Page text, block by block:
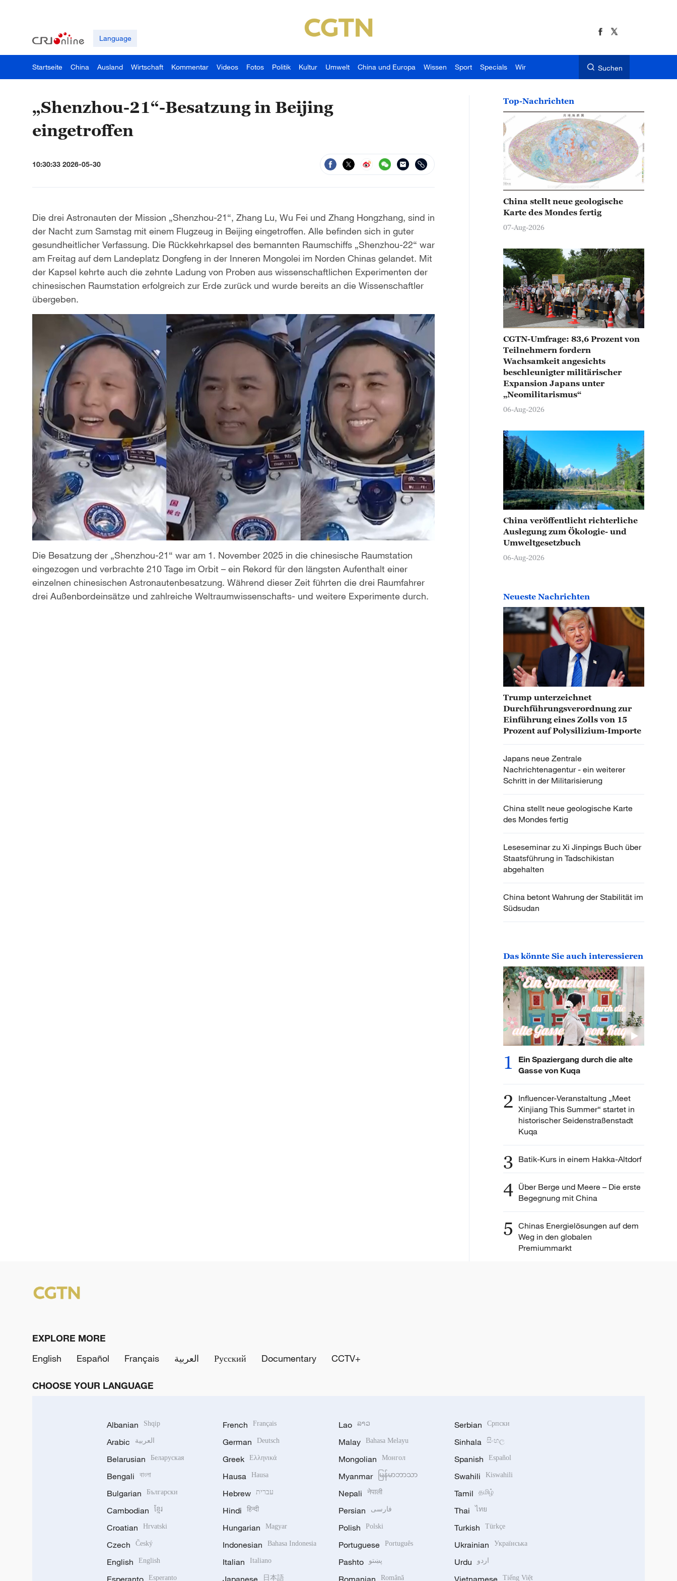
Language
Startseite China Ausland Wirtschaft Kommentar Videos Fotos Politik Kultur Umwelt China und Europa Wissen Sport Specials Wir Suchen
„Shenzhou-21“-Besatzung in Beijing
eingetroffen
10:30:33 2026-05-30
Die drei Astronauten der Mission „Shenzhou-21“, Zhang Lu, Wu Fei und Zhang Hongzhang, sind in
der Nacht zum Samstag mit einem Flugzeug in Beijing eingetroffen. Alle befinden sich in guter
gesundheitlicher Verfassung. Die Rückkehrkapsel des bemannten Raumschiffs „Shenzhou-22“ war
am Freitag auf dem Landeplatz Dongfeng in der Inneren Mongolei im Norden Chinas gelandet. Mit
der Kapsel kehrte auch die zehnte Ladung von Proben aus wissenschaftlichen Experimenten der
chinesischen Raumstation erfolgreich zur Erde zurück und wurde bereits an die Wissenschaftler
übergeben.
Die Besatzung der „Shenzhou-21“ war am 1. November 2025 in die chinesische Raumstation
eingezogen und verbrachte 210 Tage im Orbit – ein Rekord für den längsten Aufenthalt einer
einzelnen chinesischen Astronautenbesatzung. Während dieser Zeit führten die drei Raumfahrer
drei Außenbordeinsätze und zahlreiche Weltraumwissenschafts- und weitere Experimente durch.
Top-Nachrichten
China stellt neue geologische
Karte des Mondes fertig
07-Aug-2026
CGTN-Umfrage: 83,6 Prozent von
Teilnehmern fordern
Wachsamkeit angesichts
beschleunigter militärischer
Expansion Japans unter
„Neomilitarismus“
06-Aug-2026
China veröffentlicht richterliche
Auslegung zum Ökologie- und
Umweltgesetzbuch
06-Aug-2026
Neueste Nachrichten
Trump unterzeichnet
Durchführungsverordnung zur
Einführung eines Zolls von 15
Prozent auf Polysilizium-Importe
Japans neue Zentrale
Nachrichtenagentur - ein weiterer
Schritt in der Militarisierung
China stellt neue geologische Karte
des Mondes fertig
Leseseminar zu Xi Jinpings Buch über
Staatsführung in Tadschikistan
abgehalten
China betont Wahrung der Stabilität im
Südsudan
Das könnte Sie auch interessieren
1
Ein Spaziergang durch die alte
Gasse von Kuqa
2 Influencer-Veranstaltung „Meet
Xinjiang This Summer“ startet in
historischer Seidenstraßenstadt
Kuqa
3 Batik-Kurs in einem Hakka-Altdorf
4 Über Berge und Meere – Die erste
Begegnung mit China
5 Chinas Energielösungen auf dem
Weg in den globalen
Premiummarkt
EXPLORE MORE
English
Español Français العربية Русский Documentary CCTV+
CHOOSE YOUR LANGUAGE
Albanian Shqip
Arabic العربية
Belarusian Беларуская
Bengali বাংলা
Bulgarian Български
Cambodian ខ្មែរ
Croatian Hrvatski
Czech Český
English English
Esperanto
French Français
German Deutsch
Greek Ελληνικά
Hausa Hausa
Hebrew עברית
Hindi हिन्दी
Hungarian Magyar
Indonesian Bahasa Indonesia
Italian Italiano
日本語
Lao ລາວ
Malay Bahasa Melayu
Mongolian Монгол
Myanmar မြန်မာဘာသာ
Nepali नेपाली
Persian فارسی
Polish Polski
Portuguese Português
Pashto پښتو
Română
Serbian Српски
Sinhala සිංහල
Spanish Español
Swahili Kiswahili
Tamil தமிழ்
Thai ไทย
Turkish Türkçe
Ukrainian Українська
Urdu اردو
Tiếng Việt